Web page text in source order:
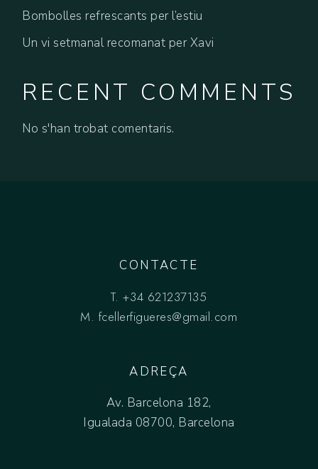
Bombolles refrescants per l’estiu
Un vi setmanal recomanat per Xavi
RECENT COMMENTS
No s'han trobat comentaris.
CONTACTE
T. +34 621237135
M. fcellerfigueres@gmail.com
ADREÇA
Av. Barcelona 182,
Igualada 08700, Barcelona